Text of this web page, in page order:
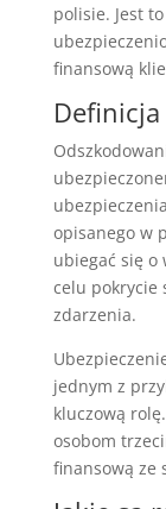
polisie. Jest
finansową
opisanego w
ubiegać się o
celu pokrycie
zdarzenia.
jednym z
kluczową
osobom
finansową ze